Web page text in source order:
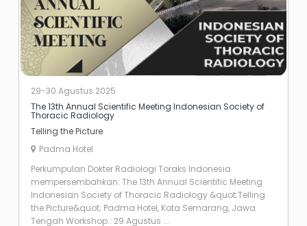
29-30 Agustus 2025
The 13th Annual Scientific Meeting Indonesian Society of
Thoracic Radiology
Telling the Picture
Padma Hotel
Perkumpulan Dokter Radiologi Toraks Indonesia
mempersembahkan: The 13th Annual Scientific Meeting
Indonesian Society of Thoracic Radiology &quot;Telling
the Picture&quot; Padma Hotel, Kota Semarang, Jawa
Tengah Workshop : 29 Agustus ...